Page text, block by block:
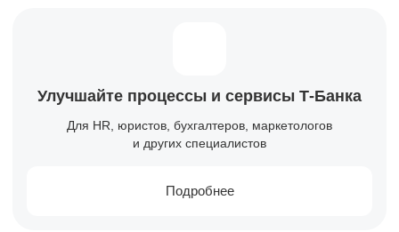
Улучшайте процессы и сервисы Т-Банка
Для HR, юристов, бухгалтеров, маркетологов
и других специалистов
Подробнее